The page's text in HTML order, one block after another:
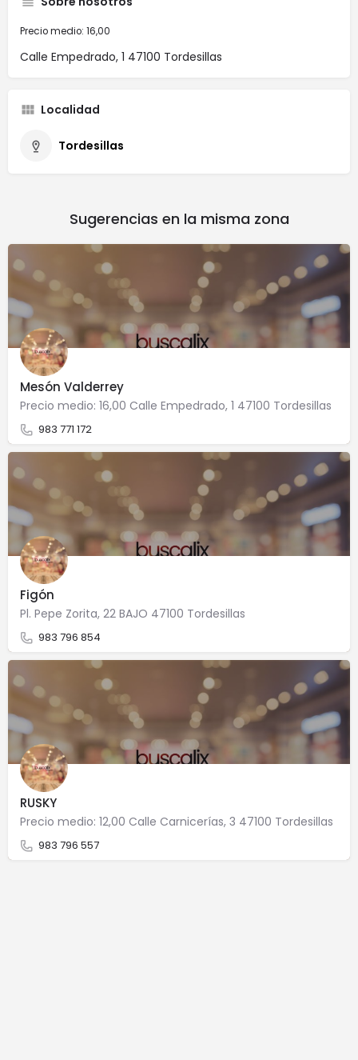
Precio medio: 16,00
Calle Empedrado, 1 47100 Tordesillas
Localidad
Tordesillas
Sugerencias en la misma zona
Mesón Valderrey
Precio medio: 16,00 Calle Empedrado, 1 47100 Tordesillas
983 771 172
Figón
Pl. Pepe Zorita, 22 BAJO 47100 Tordesillas
983 796 854
RUSKY
Precio medio: 12,00 Calle Carnicerías, 3 47100 Tordesillas
983 796 557